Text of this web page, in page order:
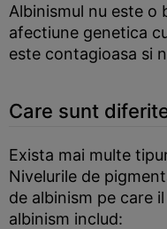
Albinismul nu este o
afectiune genetica
este contagioasa si
Care sunt
Exista mai multe
Nivelurile de
de albinism pe care
albinism includ: